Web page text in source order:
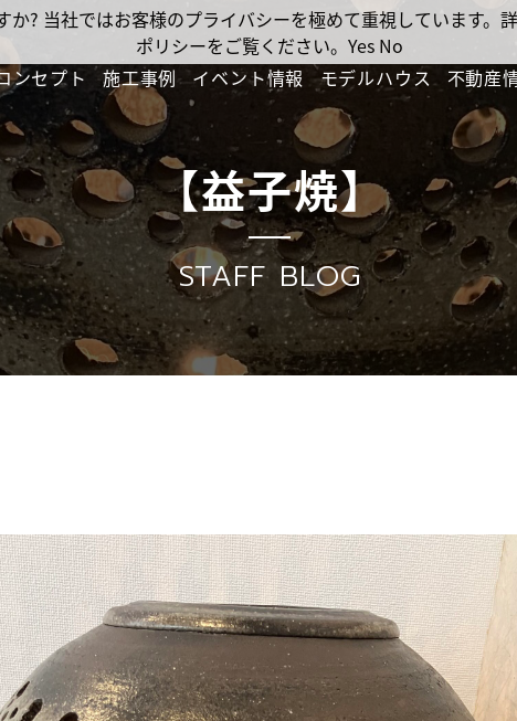
ンセプト 施工事例 イベント情報 モデルハウス 不動産
【益子焼】
STAFF BLOG
? 当社ではお客様のプライバシーを極めて重視しています
ポリシーをご覧ください。 Yes No